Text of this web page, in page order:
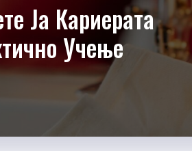
Ја Кариерата
Учење